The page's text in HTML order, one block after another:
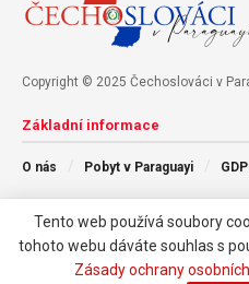
Copyright © 2025 Čechoslováci v
Základní informace
O nás Pobyt v Paraguayi
Následujte nás
Tento web používá soubory
tohoto webu dáváte souhlas s
Zásady ochrany